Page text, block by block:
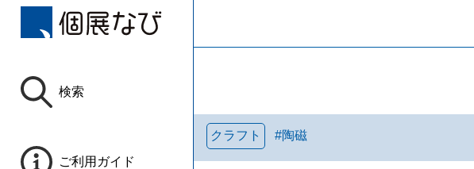
検索
ご利用ガイド
クラフト #陶磁